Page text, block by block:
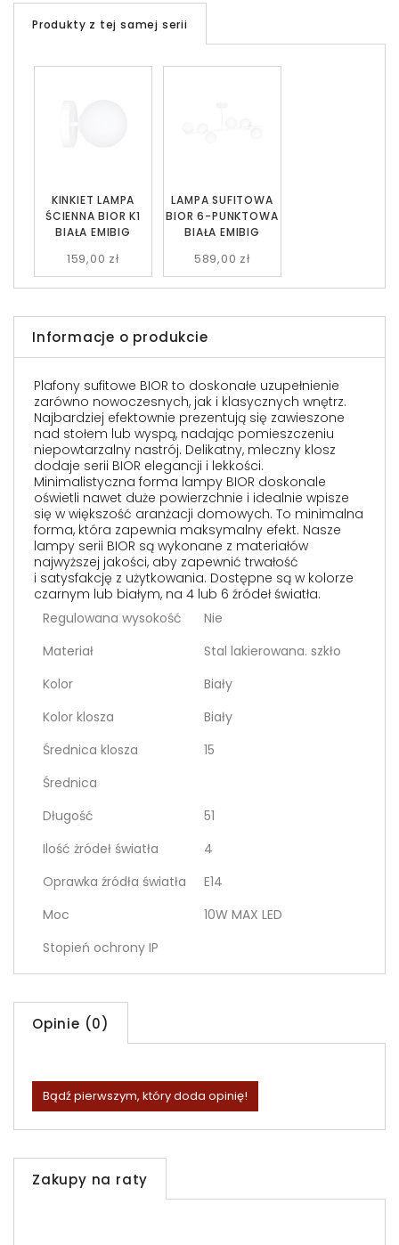
Produkty z tej samej serii
LAMPA SUFITOWA
BIOR 6-PUNKTOWA
BIAŁA EMIBIG
589,00 zł
KINKIET LAMPA
ŚCIENNA BIOR K1
BIAŁA EMIBIG
159,00 zł
Informacje o produkcie
Plafony sufitowe BIOR to doskonałe uzupełnienie
zarówno nowoczesnych, jak i klasycznych wnętrz.
Najbardziej efektownie prezentują się zawieszone
nad stołem lub wyspą, nadając pomieszczeniu
niepowtarzalny nastrój. Delikatny, mleczny klosz
dodaje serii BIOR elegancji i lekkości.
Minimalistyczna forma lampy BIOR doskonale
oświetli nawet duże powierzchnie i idealnie wpisze
się w większość aranżacji domowych. To minimalna
forma, która zapewnia maksymalny efekt. Nasze
lampy serii BIOR są wykonane z materiałów
najwyższej jakości, aby zapewnić trwałość
i satysfakcję z użytkowania. Dostępne są w kolorze
czarnym lub białym, na 4 lub 6 źródeł światła.
Regulowana wysokość
Nie
Materiał
Stal lakierowana. szkło
Kolor
Biały
Kolor klosza
Biały
Średnica klosza
15
Średnica
Długość
51
Ilość żródeł światła
4
Oprawka źródła światła
E14
Moc
10W MAX LED
Stopień ochrony IP
Opinie (0)
Bądź pierwszym, który doda opinię!
Zakupy na raty